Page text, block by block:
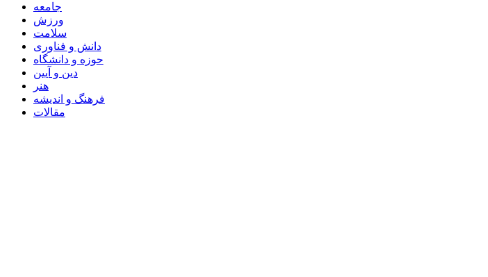
جامعه
ورزش
سلامت
دانش و فناوری
حوزه و دانشگاه
دین و آیین
هنر
فرهنگ و اندیشه
مقالات